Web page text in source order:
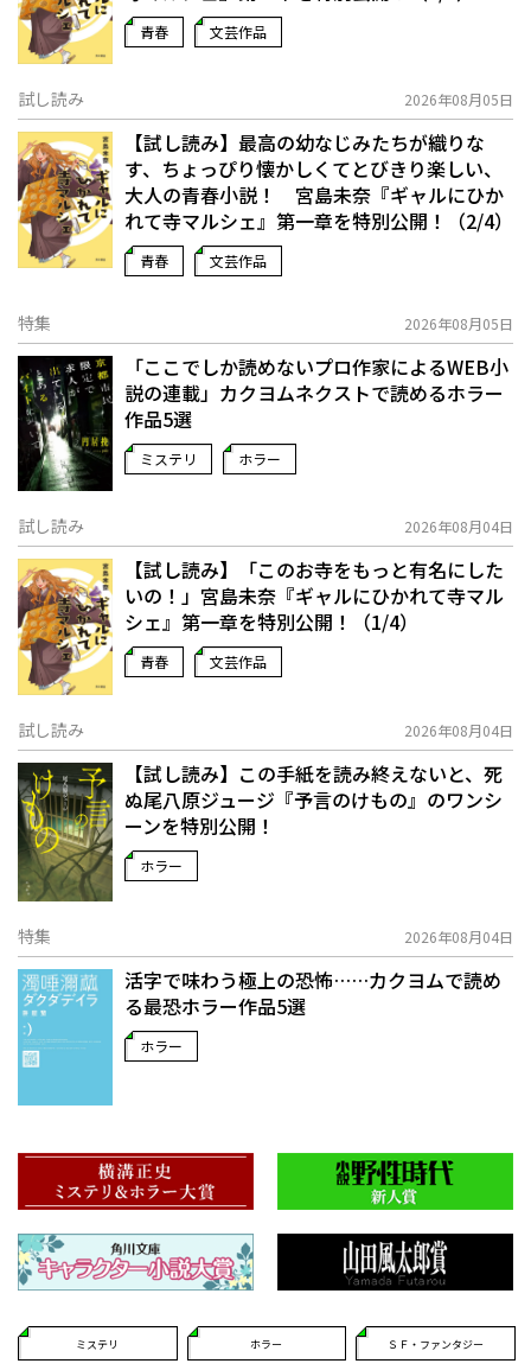
青春 文芸作品
試し読み 2026年08月05日
【試し読み】最高の幼なじみたちが織りな
す、ちょっぴり懐かしくてとびきり楽しい、
大人の青春小説！ 宮島未奈『ギャルにひか
れて寺マルシェ』第一章を特別公開！（2/4）
青春 文芸作品
特集 2026年08月05日
「ここでしか読めないプロ作家によるWEB小
説の連載」――カクヨムネクストで読めるホラー
作品5選
ミステリ ホラー
試し読み 2026年08月04日
【試し読み】「このお寺をもっと有名にした
いの！」宮島未奈『ギャルにひかれて寺マル
シェ』第一章を特別公開！（1/4）
青春 文芸作品
試し読み 2026年08月04日
【試し読み】この手紙を読み終えないと、死
ぬ――尾八原ジュージ『予言のけもの』のワンシ
ーンを特別公開！
ホラー
特集 2026年08月04日
活字で味わう極上の恐怖……カクヨムで読め
る最恐ホラー作品5選
ホラー
ミステリ ホラー ＳＦ・ファンタジー